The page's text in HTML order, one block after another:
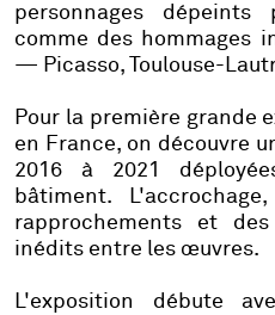
personnages dépeints
comme des hommages
— Picasso, Toulouse-
Pour la première grande
en France, on découvre
2016 à 2021
bâtiment.
rapprochements et
inédits entre les œuvres.
L'exposition débute